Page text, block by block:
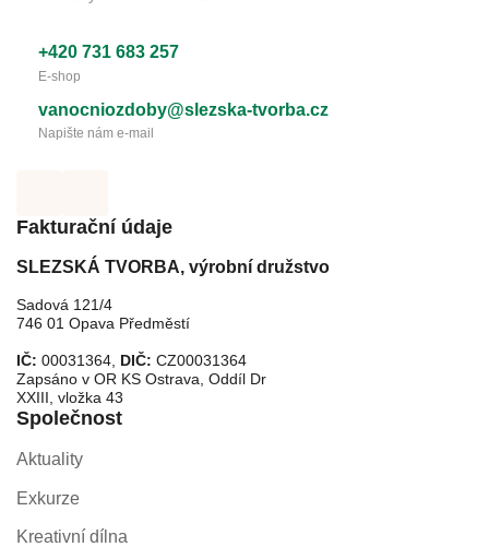
+420 731 683 257
E-shop
vanocniozdoby@slezska-tvorba.cz
Napište nám e-mail
Fakturační údaje
SLEZSKÁ TVORBA, výrobní družstvo
Sadová 121/4
746 01 Opava Předměstí
IČ: 00031364, DIČ: CZ00031364
Zapsáno v OR KS Ostrava, Oddíl Dr
XXIII, vložka 43
Společnost
Aktuality
Exkurze
Kreativní dílna